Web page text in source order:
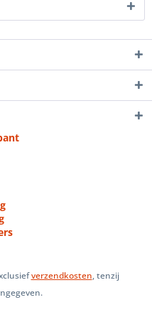
verzendkosten, tenzij